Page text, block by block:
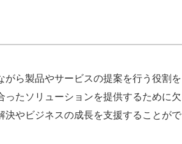
ら製品やサービスの提案を行う役割を
たソリューションを提供するために欠
やビジネスの成長を支援することがで